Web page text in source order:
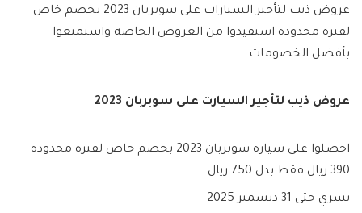
عروض ذيب لتأجير السيارات على سوبربان 2023 بخصم خاص
لفترة محدودة استفيدوا من العروض الخاصة واستمتعوا
بأفضل الخصومات
عروض ذيب لتأجير السيارت على سوبربان 2023
احصلوا على سيارة سوبربان 2023 بخصم خاص لفترة محدودة
390 ريال فقط بدل 750 ريال
يسري حتى 31 ديسمبر 2025